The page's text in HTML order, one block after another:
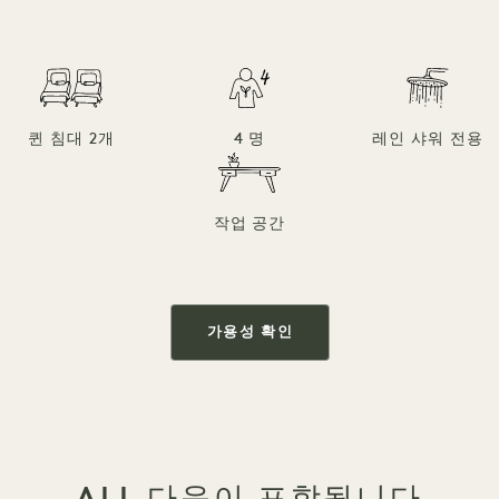
퀸 침대 2개 4 명 레인 샤워 전용
작업 공간
가용성 확인